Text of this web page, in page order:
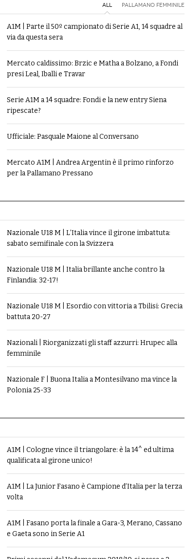
ALL PALLAMANO FEMMINILE
A1M | Parte il 50º campionato di Serie A1, 14 squadre al
Mercato caldissimo: Brzic e Matha a Bolzano, a Fondi
Serie A1M a 14 squadre: Fondi e la new entry Siena
Mercato A1M | Andrea Argentin è il primo rinforzo
Nazionale U18 M | L’Italia vince il girone imbattuta:
Nazionale U18 M | Italia brillante anche contro la
Nazionale U18 M | Esordio con vittoria a Tbilisi: Grecia
Nazionali | Riorganizzati gli staff azzurri: Hrupec alla
Nazionale F | Buona Italia a Montesilvano ma vince la
A1M | Cologne vince il triangolare: è la 14^ ed ultima
A1M | La Junior Fasano è Campione d’Italia per la terza
A1M | Fasano porta la finale a Gara-3, Merano, Cassano